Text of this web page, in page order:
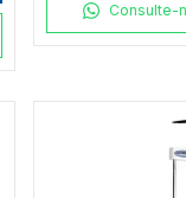
Consulte-